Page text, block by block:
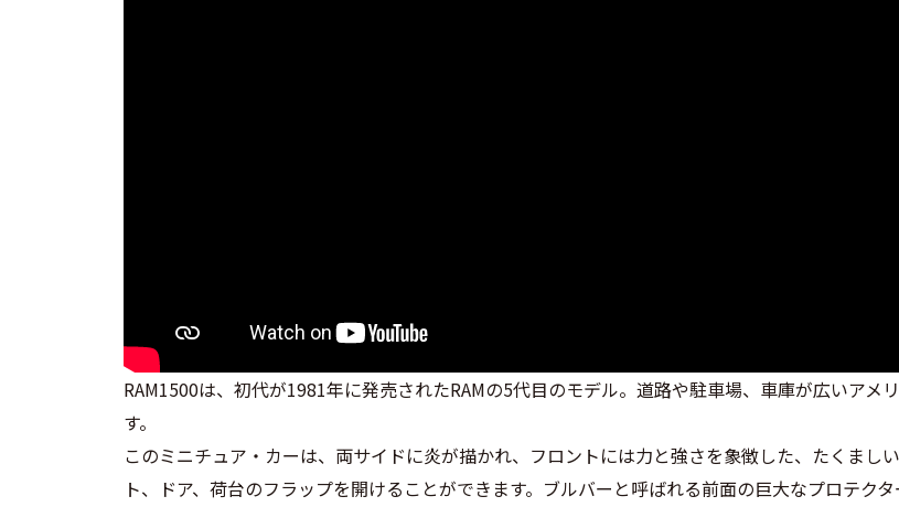
RAM1500は、初代が1981年に発売されたRAMの5代目のモデル。道路や駐車場、車庫が広いア
す。
このミニチュア・カーは、両サイドに炎が描かれ、フロントには力と強さを象徴した、たくまし
ト、ドア、荷台のフラップを開けることができます。ブルバーと呼ばれる前面の巨大なプロテク